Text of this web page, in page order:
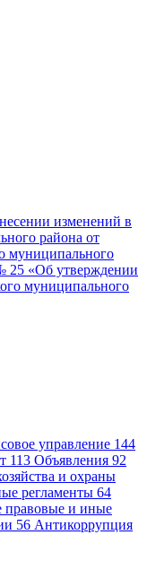
района
изменений в
района от
муниципального
25 «Об утверждении
муниципального
управление 144
113 Объявления 92
и охраны
регламенты 64
и иные
56 Антикоррупция